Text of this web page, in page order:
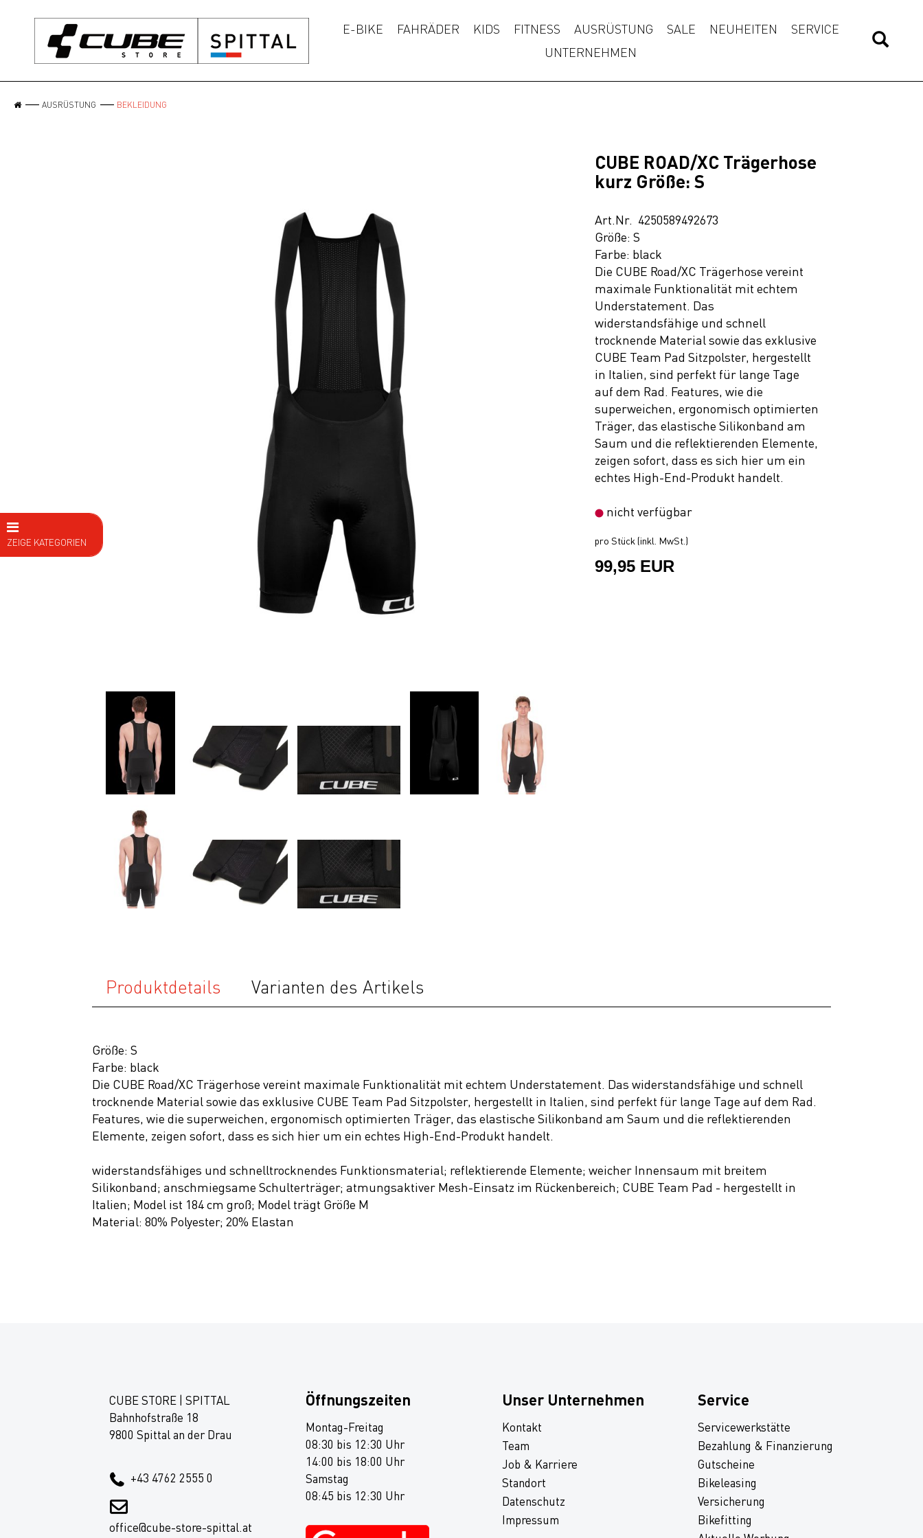
E-BIKE FAHRÄDER KIDS FITNESS AUSRÜSTUNG SALE NEUHEITEN
SERVICE
UNTERNEHMEN
AUSRÜSTUNG BEKLEIDUNG
ZEIGE KATEGORIEN
CUBE ROAD/XC Trägerhose
kurz Größe: S
Art.Nr. 4250589492673
Größe: S
Farbe: black
Die CUBE Road/XC Trägerhose vereint
maximale Funktionalität mit echtem
Understatement. Das
widerstandsfähige und schnell
trocknende Material sowie das exklusive
CUBE Team Pad Sitzpolster, hergestellt
in Italien, sind perfekt für lange Tage
auf dem Rad. Features, wie die
superweichen, ergonomisch optimierten
Träger, das elastische Silikonband am
Saum und die reflektierenden Elemente,
zeigen sofort, dass es sich hier um ein
echtes High-End-Produkt handelt.
nicht verfügbar
pro Stück (inkl. MwSt.)
99,95 EUR
Produktdetails Varianten des Artikels
Größe: S
Farbe: black
Die CUBE Road/XC Trägerhose vereint maximale Funktionalität mit echtem Understatement. Das widerstandsfähige und schnell
trocknende Material sowie das exklusive CUBE Team Pad Sitzpolster, hergestellt in Italien, sind perfekt für lange Tage auf dem Rad.
Features, wie die superweichen, ergonomisch optimierten Träger, das elastische Silikonband am Saum und die reflektierenden
Elemente, zeigen sofort, dass es sich hier um ein echtes High-End-Produkt handelt.
widerstandsfähiges und schnelltrocknendes Funktionsmaterial; reflektierende Elemente; weicher Innensaum mit breitem
Silikonband; anschmiegsame Schulterträger; atmungsaktiver Mesh-Einsatz im Rückenbereich; CUBE Team Pad - hergestellt in
Italien; Model ist 184 cm groß; Model trägt Größe M
Material: 80% Polyester; 20% Elastan
CUBE STORE | SPITTAL
Bahnhofstraße 18
9800 Spittal an der Drau
+43 4762 2555 0
office@cube-store-spittal.at
Öffnungszeiten
Montag-Freitag
08:30 bis 12:30 Uhr
14:00 bis 18:00 Uhr
Samstag
08:45 bis 12:30 Uhr
Unser Unternehmen
Kontakt
Team
Job & Karriere
Standort
Datenschutz
Impressum
Service
Servicewerkstätte
Bezahlung & Finanzierung
Gutscheine
Bikeleasing
Versicherung
Bikefitting